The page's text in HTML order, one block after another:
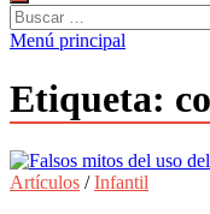
Buscar:
Menú principal
Etiqueta:
Artículos /Infantil